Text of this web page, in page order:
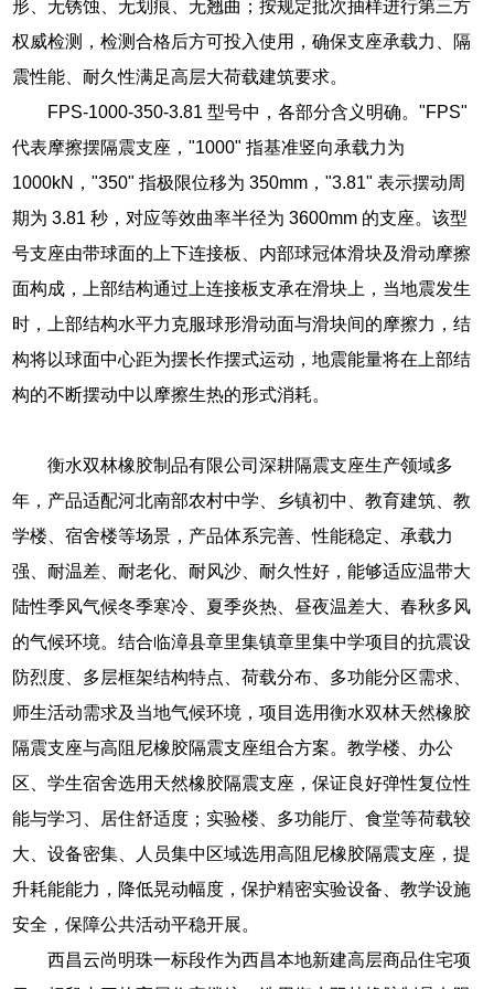
形、无锈蚀、无划痕、无翘曲；按规定批次抽样进行第三方
权威检测，检测合格后方可投入使用，确保支座承载力、隔
震性能、耐久性满足高层大荷载建筑要求。
FPS-1000-350-3.81 型号中，各部分含义明确。"FPS"
代表摩擦摆隔震支座，"1000" 指基准竖向承载力为
1000kN，"350" 指极限位移为 350mm，"3.81" 表示摆动周
期为 3.81 秒，对应等效曲率半径为 3600mm 的支座。该型
号支座由带球面的上下连接板、内部球冠体滑块及滑动摩擦
面构成，上部结构通过上连接板支承在滑块上，当地震发生
时，上部结构水平力克服球形滑动面与滑块间的摩擦力，结
构将以球面中心距为摆长作摆式运动，地震能量将在上部结
构的不断摆动中以摩擦生热的形式消耗。
衡水双林橡胶制品有限公司深耕隔震支座生产领域多
年，产品适配河北南部农村中学、乡镇初中、教育建筑、教
学楼、宿舍楼等场景，产品体系完善、性能稳定、承载力
强、耐温差、耐老化、耐风沙、耐久性好，能够适应温带大
陆性季风气候冬季寒冷、夏季炎热、昼夜温差大、春秋多风
的气候环境。结合临漳县章里集镇章里集中学项目的抗震设
防烈度、多层框架结构特点、荷载分布、多功能分区需求、
师生活动需求及当地气候环境，项目选用衡水双林天然橡胶
隔震支座与高阻尼橡胶隔震支座组合方案。教学楼、办公
区、学生宿舍选用天然橡胶隔震支座，保证良好弹性复位性
能与学习、居住舒适度；实验楼、多功能厅、食堂等荷载较
大、设备密集、人员集中区域选用高阻尼橡胶隔震支座，提
升耗能能力，降低晃动幅度，保护精密实验设备、教学设施
安全，保障公共活动平稳开展。
西昌云尚明珠一标段作为西昌本地新建高层商品住宅项